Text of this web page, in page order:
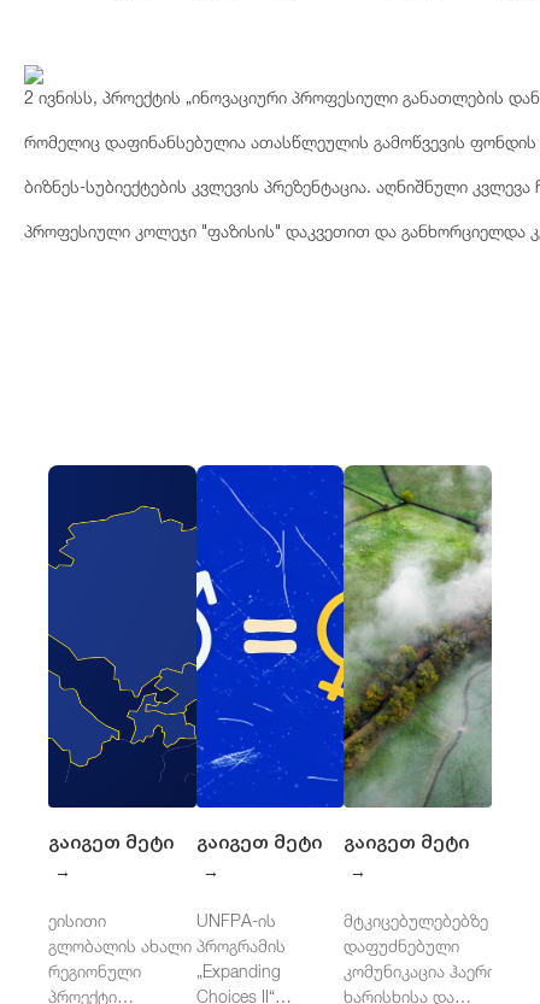
2 ივნისს, პროექტის „ინოვაციური პროფესიული განათლების
რომელიც დაფინანსებულია ათასწლეულის გამოწვევის
ბიზნეს-სუბიექტების კვლევის პრეზენტაცია. აღნიშნული
პროფესიული კოლეჯი "ფაზისის" დაკვეთით და განხორციელდა
გაიგეთ მეტი
→
ეისითი
გლობალის ახალი
რეგიონული
პროექტი
გაიგეთ მეტი
→
UNFPA-ის
პროგრამის
„Expanding
Choices II“
გაიგეთ მეტი
→
მტკიცებულებებზე
დაფუძნებული
კომუნიკაცია ჰაერის
ხარისხისა და